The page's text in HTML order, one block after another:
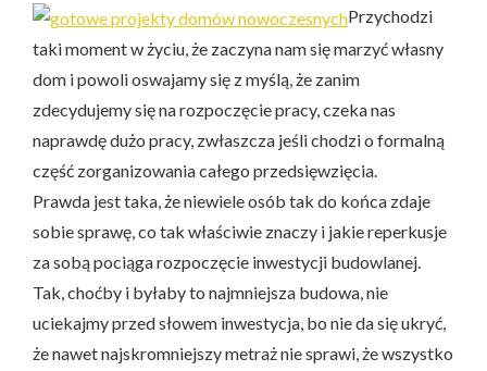
Przychodzi
taki moment w życiu, że zaczyna nam się marzyć własny
dom i powoli oswajamy się z myślą, że zanim
zdecydujemy się na rozpoczęcie pracy, czeka nas
naprawdę dużo pracy, zwłaszcza jeśli chodzi o formalną
część zorganizowania całego przedsięwzięcia.
Prawda jest taka, że niewiele osób tak do końca zdaje
sobie sprawę, co tak właściwie znaczy i jakie reperkusje
za sobą pociąga rozpoczęcie inwestycji budowlanej.
Tak, choćby i byłaby to najmniejsza budowa, nie
uciekajmy przed słowem inwestycja, bo nie da się ukryć,
że nawet najskromniejszy metraż nie sprawi, że wszystko